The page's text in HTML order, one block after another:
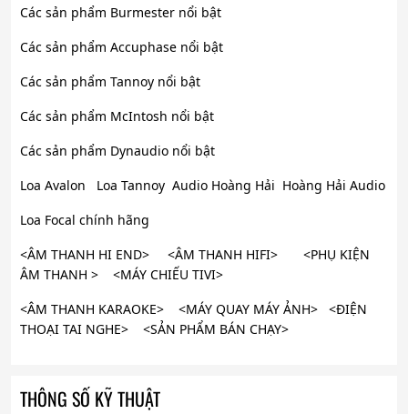
Các sản phẩm Burmester nổi bật
Các sản phẩm Accuphase nổi bật
Các sản phẩm Tannoy nổi bật
Các sản phẩm McIntosh nổi bật
Các sản phẩm Dynaudio nổi bật
Loa Avalon Loa Tannoy Audio Hoàng Hải Hoàng Hải Audio
Loa Focal chính hãng
<ÂM THANH HI END> <ÂM THANH HIFI> <PHỤ KIỆN
ÂM THANH > <MÁY CHIẾU TIVI>
<ÂM THANH KARAOKE> <MÁY QUAY MÁY ẢNH> <ĐIỆN
THOẠI TAI NGHE> <SẢN PHẨM BÁN CHẠY>
THÔNG SỐ KỸ THUẬT